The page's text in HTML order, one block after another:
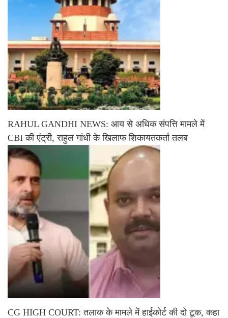
RAHUL GANDHI NEWS: आय से अधिक संपत्ति मामले में
CBI की एंट्री, राहुल गांधी के खिलाफ शिकायतकर्ता तलब
CG HIGH COURT: तलाक के मामले में हाईकोर्ट की दो टूक, कहा